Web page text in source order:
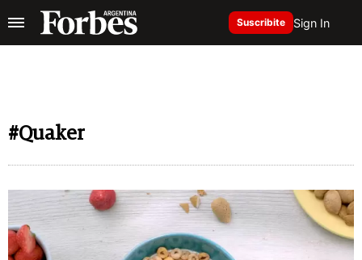
Suscribite Sign In
#Quaker